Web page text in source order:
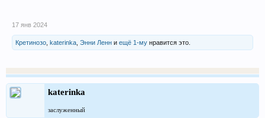
17 янв 2024
Кретинозо katerinka Энни Ленн и ещё 1-му нравится это.
katerinka
заслуженный